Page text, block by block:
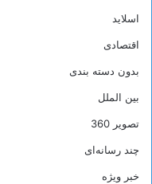
اسلاید
اقتصادی
بدون دسته بندی
بین الملل
تصویر 360
چند رسانه‌ای
خبر ویژه